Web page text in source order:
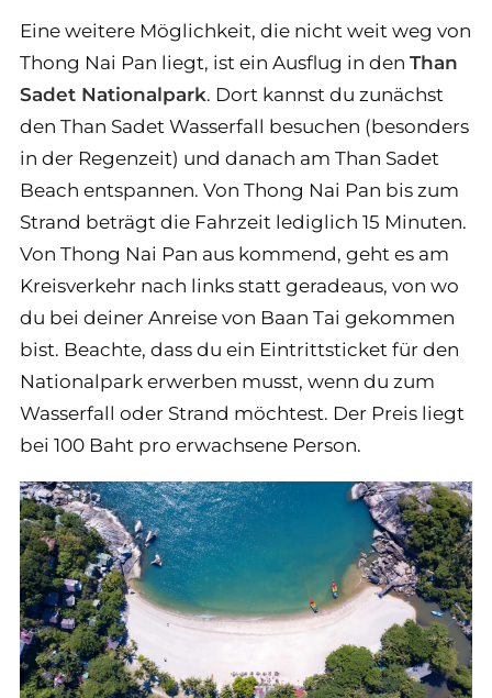
Eine weitere Möglichkeit, die nicht weit weg von
Thong Nai Pan liegt, ist ein Ausflug in den Than
Sadet Nationalpark. Dort kannst du zunächst
den Than Sadet Wasserfall besuchen (besonders
in der Regenzeit) und danach am Than Sadet
Beach entspannen. Von Thong Nai Pan bis zum
Strand beträgt die Fahrzeit lediglich 15 Minuten.
Von Thong Nai Pan aus kommend, geht es am
Kreisverkehr nach links statt geradeaus, von wo
du bei deiner Anreise von Baan Tai gekommen
bist. Beachte, dass du ein Eintrittsticket für den
Nationalpark erwerben musst, wenn du zum
Wasserfall oder Strand möchtest. Der Preis liegt
bei 100 Baht pro erwachsene Person.